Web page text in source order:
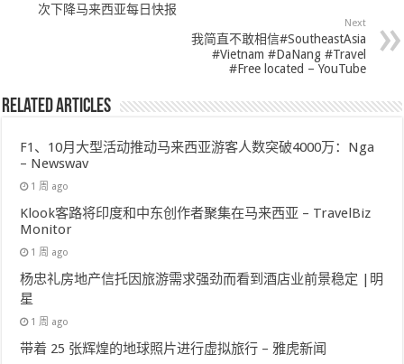
次下降马来西亚每日快报
Next
我简直不敢相信#SoutheastAsia
#Vietnam #DaNang #Travel
#Free located – YouTube
Related Articles
F1、10月大型活动推动马来西亚游客人数突破4000万：Nga
– Newswav
1 周 ago
Klook客路将印度和中东创作者聚集在马来西亚 – TravelBiz
Monitor
1 周 ago
杨忠礼房地产信托因旅游需求强劲而看到酒店业前景稳定 |明
星
1 周 ago
带着 25 张辉煌的地球照片进行虚拟旅行 – 雅虎新闻